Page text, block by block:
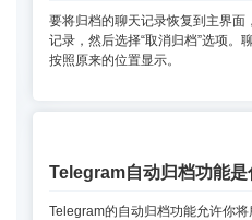
要将归档的聊天记录恢复到主界面
记录，然后选择“取消归档”选项。
按照原来的位置显示。
Telegram自动归档功能是
Telegram的自动归档功能允许你